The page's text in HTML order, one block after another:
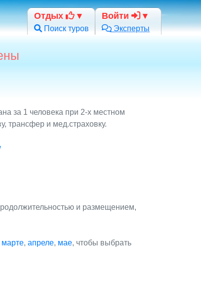
Отдых
Поиск туров
Войти
Эксперты
за 1 человека при 2-х местном
трансфер и мед.страховку.
и размещением,
марте, апреле, мае, чтобы выбрать